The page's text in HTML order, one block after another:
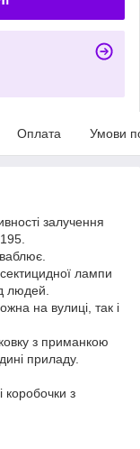
Оплата Умови
залучення
лампи
людей.
на вулиці, так і
з приманкою
приладу.
коробочки з